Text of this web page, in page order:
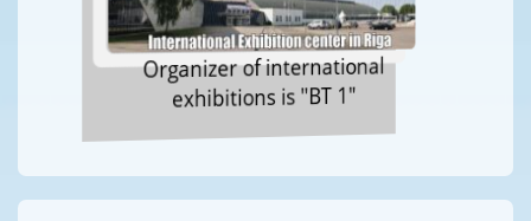
Organizer of international
exhibitions is "BT 1"